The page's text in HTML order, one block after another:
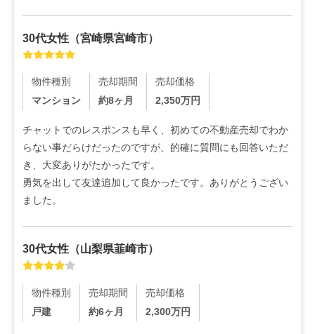
30代女性 （宮崎県宮崎市）
物件種別
マンション
売却期間
約8ヶ月
売却価格
2,350万円
チャットでのレスポンスも早く、初めての不動産売却でわか
らない事だらけだったのですが、的確に質問にも回答いただ
き、大変ありがたかったです。
勇気を出して友達追加して良かったです。ありがとうござい
ました。
30代女性 （山梨県韮崎市）
物件種別
戸建
売却期間
約6ヶ月
売却価格
2,300万円